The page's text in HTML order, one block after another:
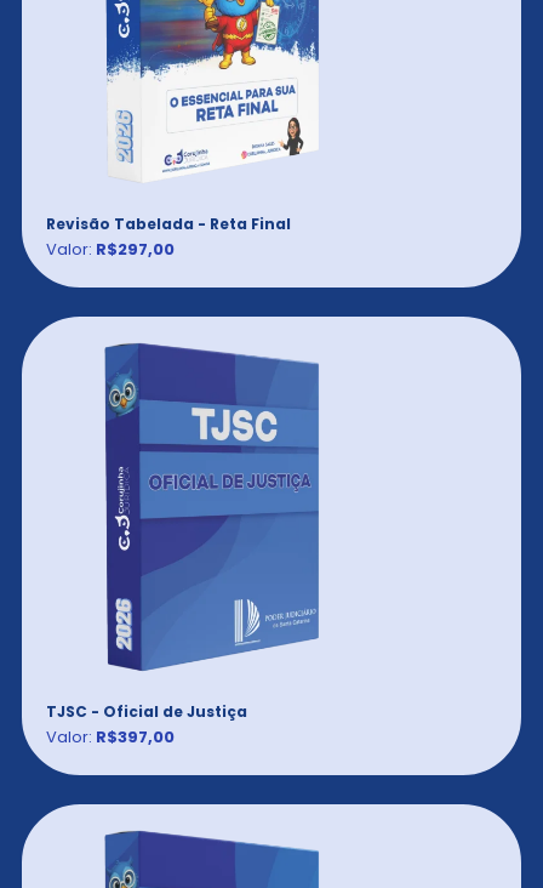
Revisão Tabelada - Reta Final
Valor: R$297,00
TJSC - Oficial de Justiça
Valor: R$397,00